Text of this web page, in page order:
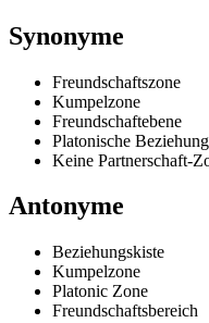
Synonyme
Freundschaftszone
Kumpelzone
Freundschaftebene
Platonische Beziehung
Keine Partnerschaft-
Antonyme
Beziehungskiste
Kumpelzone
Platonic Zone
Freundschaftsbereich